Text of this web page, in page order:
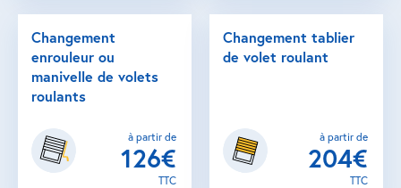
Changement
enrouleur ou
manivelle de volets
roulants
à partir de
126€
TTC
Changement tablier
de volet roulant
à partir de
204€
TTC